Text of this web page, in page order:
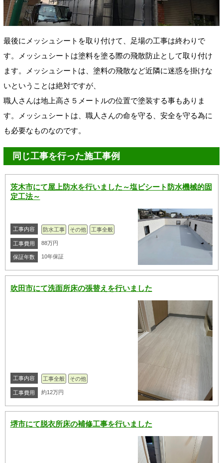
最後にメッシュシートを取り付けて、足場の工事は終わりで
す。メッシュシートは塗料を塗る際の飛散防止として取り付け
ます。メッシュシートは、塗料の飛散など近隣に迷惑を掛けな
いということは絶対ですが、
職人さんは地上高さ５メートルの位置で塗装する事もありま
す。メッシュシートは、職人さんの命を守る、安全を守る為に
も必要なものなのです。
同じ工事を行った施工事例
茨木市にて屋上防水を行いました～塩ビシート防水機械的固
定工法～
工事内容 防水工事 その他 工事全般
工事費用 88万円
保証年数 10年保証
吹田市にて洗面所床の張替えを行いました
工事内容 工事全般 その他
工事費用 約12万円
堺市にて脱衣所床の補修工事を行いました